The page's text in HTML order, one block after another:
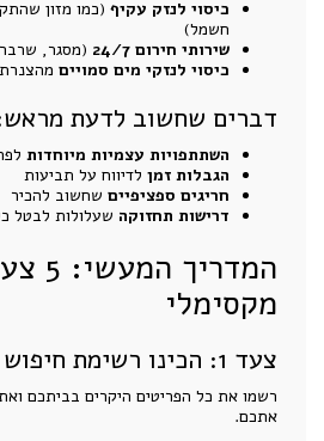
כיסוי לנזק עקיף (כמו מזון
חשמל)
שירותי חירום 24/7
(מסגר,
כיסוי לנזקי מים סמויים מהצנרת
דברים שחשוב לדעת
השתתפויות עצמיות מיוחדות
הגבלות זמן לדיווח על תביעות
חריגים ספציפיים שחשוב להכיר
דרישות תחזוקה שעלולות לבטל
מקסימלי
צעד 1: הכינו רשימת חיפוש אישית
רשמו את כל הפריטים היקרים בביתכם
אתכם.